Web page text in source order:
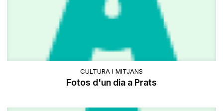
CULTURA I MITJANS
Fotos d'un dia a Prats